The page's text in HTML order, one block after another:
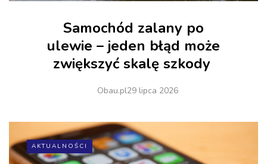
Samochód zalany po
ulewie – jeden błąd może
zwiększyć skalę szkody
Obau.pl29 lipca 2026
AKTUALNOŚCI